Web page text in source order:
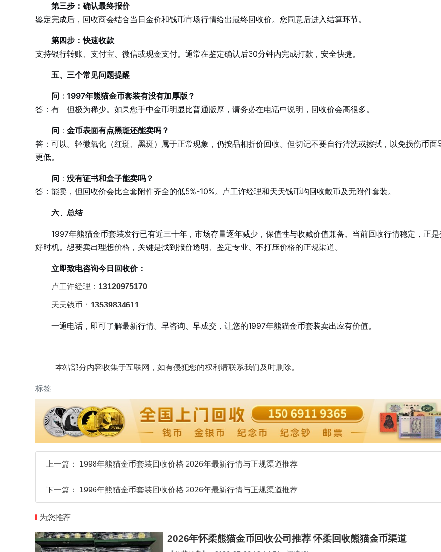
第三步：确认最终报价
鉴定完成后，回收商会结合当日金价和钱币市场行情给出最终回收价。您同意后进入结算环节。
第四步：快速收款
支持银行转账、支付宝、微信或现金支付。通常在鉴定确认后30分钟内完成打款，安全快捷。
五、三个常见问题提醒
问：1997年熊猫金币套装有没有加厚版？
答：有，但极为稀少。如果您手中金币明显比普通版厚，请务必在电话中说明，回收价会高很多。
问：金币表面有点黑斑还能卖吗？
答：可以。轻微氧化（红斑、黑斑）属于正常现象，仍按品相折价回收。但切记不要自行清洗或擦拭，以免损伤币面
更低。
问：没有证书和盒子能卖吗？
答：能卖，但回收价会比全套附件齐全的低5%-10%。卢工许经理和天天钱币均回收散币及无附件套装。
六、总结
1997年熊猫金币套装发行已有近三十年，市场存量逐年减少，保值性与收藏价值兼备。当前回收行情稳定，正是
好时机。想要卖出理想价格，关键是找到报价透明、鉴定专业、不打压价格的正规渠道。
立即致电咨询今日回收价：
卢工许经理： 13120975170
天天钱币： 13539834611
一通电话，即可了解最新行情。早咨询、早成交，让您的1997年熊猫金币套装卖出应有价值。
本站部分内容收集于互联网，如有侵犯您的权利请联系我们及时删除。
标签
上一篇： 1998年熊猫金币套装回收价格 2026年最新行情与正规渠道推荐
下一篇： 1996年熊猫金币套装回收价格 2026年最新行情与正规渠道推荐
为您推荐
2026年怀柔熊猫金币回收公司推荐 怀柔回收熊猫金币渠道